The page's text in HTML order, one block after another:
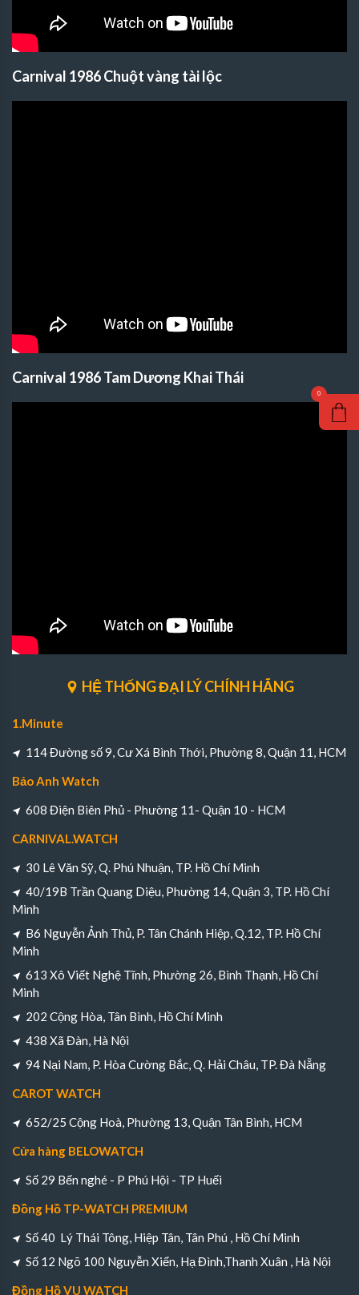
Carnival 1986 Chuột vàng tài lộc
Carnival 1986 Tam Dương Khai Thái
HỆ THỐNG ĐẠI LÝ CHÍNH HÃNG
1.Minute
114 Đường số 9, Cư Xá Bình Thới, Phường 8, Quận 11, HCM
Bảo Anh Watch
608 Điện Biên Phủ - Phường 11- Quận 10 - HCM
CARNIVAL.WATCH
30 Lê Văn Sỹ, Q. Phú Nhuận, TP. Hồ Chí Minh
40/19B Trần Quang Diệu, Phường 14, Quận 3, TP. Hồ Chí
Minh
B6 Nguyễn Ảnh Thủ, P. Tân Chánh Hiệp, Q.12, TP. Hồ Chí
Minh
613 Xô Viết Nghệ Tĩnh, Phường 26, Bình Thạnh, Hồ Chí
Minh
202 Cộng Hòa, Tân Bình, Hồ Chí Minh
438 Xã Đàn, Hà Nội
94 Nại Nam, P. Hòa Cường Bắc, Q. Hải Châu, TP. Đà Nẵng
CAROT WATCH
652/25 Cộng Hoà, Phường 13, Quận Tân Bình, HCM
Cửa hàng BELOWATCH
Số 29 Bến nghé - P Phú Hội - TP Huếi
Đồng Hồ TP-WATCH PREMIUM
Số 40 Lý Thái Tông, Hiệp Tân, Tân Phú , Hồ Chí Minh
Số 12 Ngõ 100 Nguyễn Xiển, Hạ Đình,Thanh Xuân , Hà Nội
Đồng Hồ VU WATCH